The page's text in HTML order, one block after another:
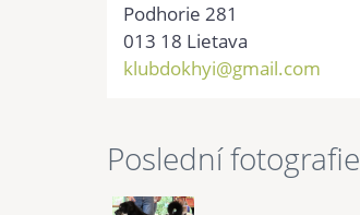
Podhorie 281
013 18 Lietava
klubdokhyi@gmail.com
Poslední fotografie